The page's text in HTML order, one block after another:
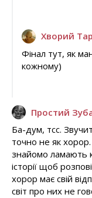
Хворий
Фінал тут, як
кожному)
Простий
Ба-дум, тсс.
точно не як
знайомо ламають
історії щоб
хорор має свій
світ про них не